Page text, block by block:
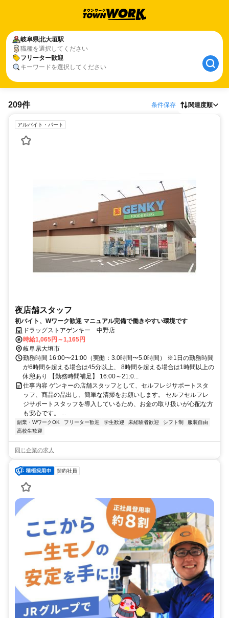
岐阜県北大垣駅
職種を選択してください
フリーター歓迎
キーワードを選択してください
209件 条件保存 関連度順
アルバイト・パート
夜店舗スタッフ
初バイト、Wワーク歓迎 マニュアル完備で働きやすい環境です
ドラッグストアゲンキー 中野店
時給1,065円～1,165円
岐阜県大垣市
勤務時間 16:00〜21:00（実働：3.0時間〜5.0時間） ※1日の勤務時間
が6時間を超える場合は45分以上、 8時間を超える場合は1時間以上の
休憩あり 【勤務時間補足】 16:00～21:0...
仕事内容 ゲンキーの店舗スタッフとして、セルフレジサポートスタ
ッフ、商品の品出し、簡単な清掃をお願いします。 セルフセルフレ
ジサポートスタッフを導入しているため、お金の取り扱いが心配な方
も安心です。 ...
副業・WワークOK フリーター歓迎 学生歓迎 未経験者歓迎 シフト制
服装自由
高校生歓迎
同じ企業の求人
契約社員